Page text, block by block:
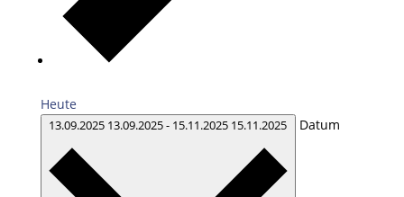
Heute
13.09.2025 13.09.2025- 15.11.2025 15.11.2025 Datum